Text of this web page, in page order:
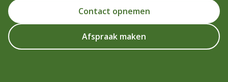
Contact opnemen
Afspraak maken